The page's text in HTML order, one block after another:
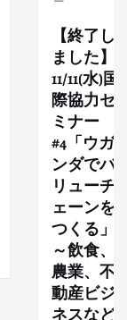
【終了し
ました】
11/11(水)国
際協力セ
ミナー
#4「ウガ
ンダでバ
リューチ
ェーンを
つくる」
～飲食、
農業、不
動産ビジ
ネスなど